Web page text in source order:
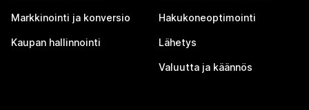
Markkinointi ja konversio
Kaupan hallinnointi
Hakukoneoptimointi
Lähetys
Valuutta ja käännös